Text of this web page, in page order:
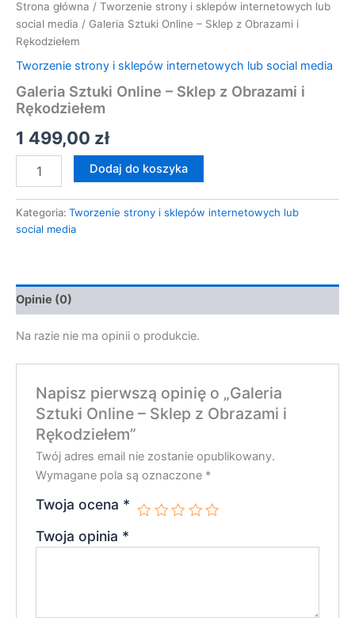
Strona główna / Tworzenie strony i sklepów internetowych lub
social media / Galeria Sztuki Online – Sklep z Obrazami i
Rękodziełem
Tworzenie strony i sklepów internetowych lub social media
Galeria Sztuki Online – Sklep z Obrazami i
Rękodziełem
1 499,00 zł
Dodaj do koszyka
Kategoria: Tworzenie strony i sklepów internetowych lub
social media
Opinie (0)
Na razie nie ma opinii o produkcie.
Napisz pierwszą opinię o „Galeria
Sztuki Online – Sklep z Obrazami i
Rękodziełem”
Twój adres email nie zostanie opublikowany.
Wymagane pola są oznaczone *
Twoja ocena *
Twoja opinia *